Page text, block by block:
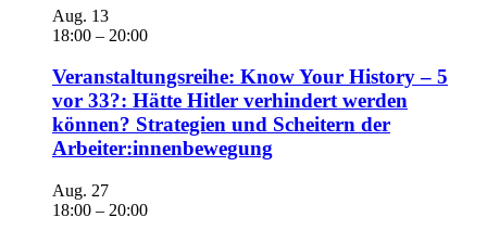
Aug. 13
18:00 – 20:00
Veranstaltungsreihe: Know Your History – 5
vor 33?: Hätte Hitler verhindert werden
können? Strategien und Scheitern der
Arbeiter:innenbewegung
Aug. 27
18:00 – 20:00